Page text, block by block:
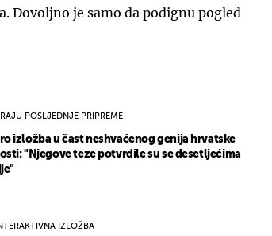
Dovoljno je samo da podignu pogled
POSLJEDNJE PRIPREME
izložba u čast neshvaćenog genija hrvatske
"Njegove teze potvrdile su se desetljećima
IZLOŽBA